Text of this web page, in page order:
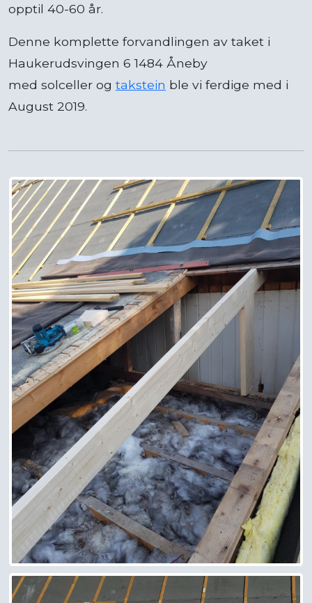
opptil 40-60 år.
Denne komplette forvandlingen av taket i
Haukerudsvingen 6 1484 Åneby
med solceller og takstein ble vi ferdige med i
August 2019.